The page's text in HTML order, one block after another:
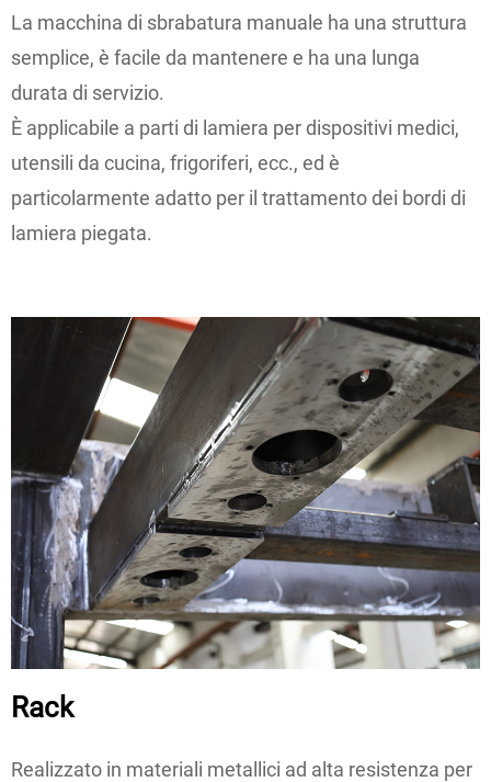
La macchina di sbrabatura manuale ha una struttura
semplice, è facile da mantenere e ha una lunga
durata di servizio.
È applicabile a parti di lamiera per dispositivi medici,
utensili da cucina, frigoriferi, ecc., ed è
particolarmente adatto per il trattamento dei bordi di
lamiera piegata.
Rack
Realizzato in materiali metallici ad alta resistenza per